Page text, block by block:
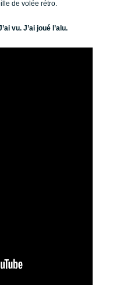
de volée rétro.
vu. J’ai joué l’alu.